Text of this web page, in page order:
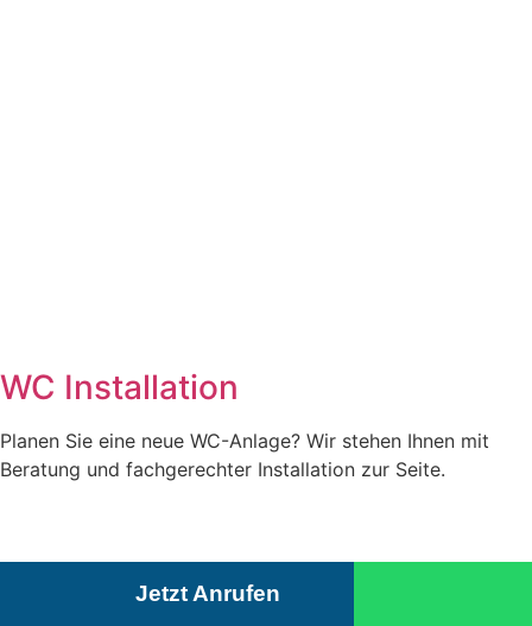
WC Installation
Planen Sie eine neue WC-Anlage? Wir stehen Ihnen mit
Beratung und fachgerechter Installation zur Seite.
Jetzt Anrufen